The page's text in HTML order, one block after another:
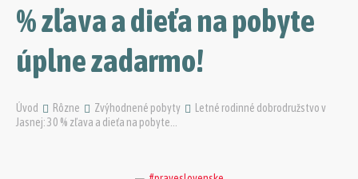
% zľava a dieťa na pobyte
úplne zadarmo!
Úvod Rôzne Zvýhodnené pobyty
Letné rodinné dobrodružstvo v
Jasnej: 30 % zľava a dieťa na pobyte...